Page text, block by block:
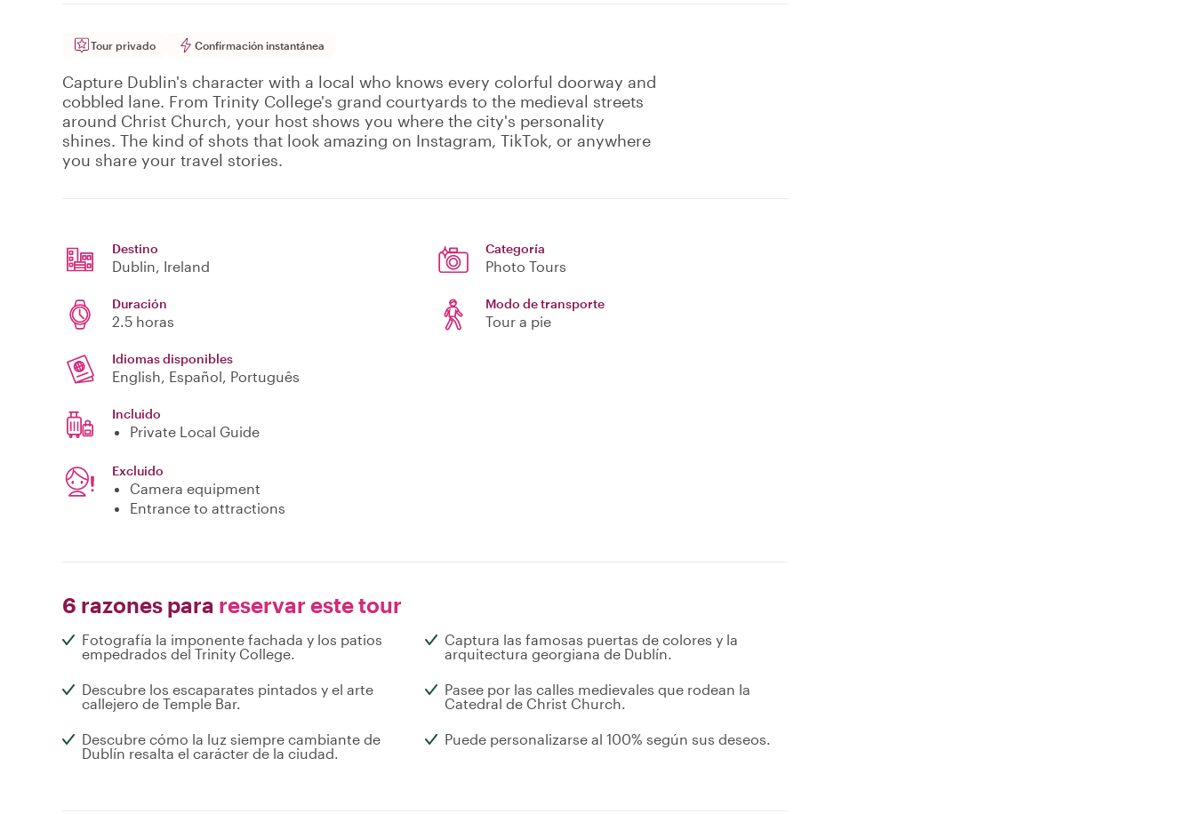
Tour privado Confirmación instantánea
Capture Dublin's character with a local who knows every colorful doorway and
cobbled lane. From Trinity College's grand courtyards to the medieval streets
around Christ Church, your host shows you where the city's personality
shines. The kind of shots that look amazing on Instagram, TikTok, or anywhere
you share your travel stories.
Destino
Dublin, Ireland
Categoría
Photo Tours
Duración
2.5 horas
Modo de transporte
Tour a pie
Idiomas disponibles
English, Español, Português
Incluido
Private Local Guide
Excluido
Camera equipment
Entrance to attractions
6 razones para reservar este tour
Fotografía la imponente fachada y los patios
empedrados del Trinity College.
Captura las famosas puertas de colores y la
arquitectura georgiana de Dublín.
Descubre los escaparates pintados y el arte
callejero de Temple Bar.
Pasee por las calles medievales que rodean la
Catedral de Christ Church.
Descubre cómo la luz siempre cambiante de
Dublín resalta el carácter de la ciudad.
Puede personalizarse al 100% según sus deseos.